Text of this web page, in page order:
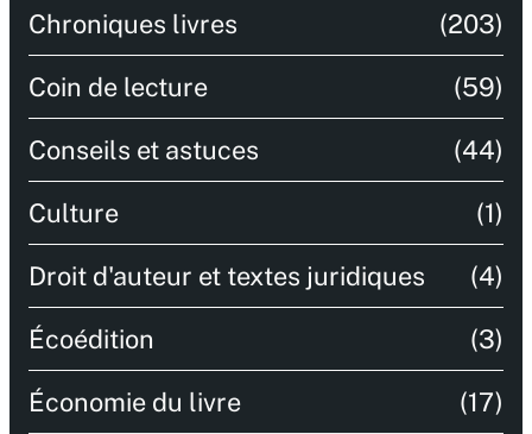
Chroniques livres (203)
Coin de lecture (59)
Conseils et astuces (44)
Culture (1)
Droit d'auteur et textes juridiques (4)
Écoédition (3)
Économie du livre (17)